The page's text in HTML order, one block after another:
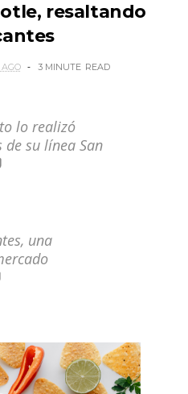
resaltando
3 MINUTE READ
lo realizó
de su línea San
una